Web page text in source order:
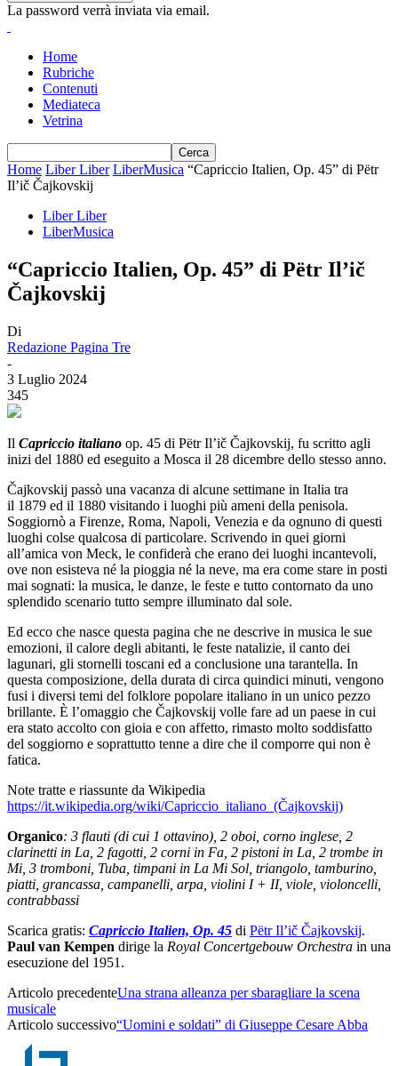
La password verrà inviata via email.
Home
Rubriche
Contenuti
Mediateca
Vetrina
Home Liber Liber LiberMusica “Capriccio Italien, Op. 45” di Pëtr
Il’ič Čajkovskij
Liber Liber
LiberMusica
“Capriccio Italien, Op. 45” di Pëtr Il’ič
Čajkovskij
Di
Redazione Pagina Tre
-
3 Luglio 2024
345
Il Capriccio italiano op. 45 di Pëtr Il’ič Čajkovskij, fu scritto agli
inizi del 1880 ed eseguito a Mosca il 28 dicembre dello stesso anno.
Čajkovskij passò una vacanza di alcune settimane in Italia tra
il 1879 ed il 1880 visitando i luoghi più ameni della penisola.
Soggiornò a Firenze, Roma, Napoli, Venezia e da ognuno di questi
luoghi colse qualcosa di particolare. Scrivendo in quei giorni
all’amica von Meck, le confiderà che erano dei luoghi incantevoli,
ove non esisteva né la pioggia né la neve, ma era come stare in posti
mai sognati: la musica, le danze, le feste e tutto contornato da uno
splendido scenario tutto sempre illuminato dal sole.
Ed ecco che nasce questa pagina che ne descrive in musica le sue
emozioni, il calore degli abitanti, le feste natalizie, il canto dei
lagunari, gli stornelli toscani ed a conclusione una tarantella. In
questa composizione, della durata di circa quindici minuti, vengono
fusi i diversi temi del folklore popolare italiano in un unico pezzo
brillante. È l’omaggio che Čajkovskij volle fare ad un paese in cui
era stato accolto con gioia e con affetto, rimasto molto soddisfatto
del soggiorno e soprattutto tenne a dire che il comporre qui non è
fatica.
Note tratte e riassunte da Wikipedia
https://it.wikipedia.org/wiki/Capriccio_italiano_(Čajkovskij)
Organico: 3 flauti (di cui 1 ottavino), 2 oboi, corno inglese, 2
clarinetti in La, 2 fagotti, 2 corni in Fa, 2 pistoni in La, 2 trombe in
Mi, 3 tromboni, Tuba, timpani in La Mi Sol, triangolo, tamburino,
piatti, grancassa, campanelli, arpa, violini I + II, viole, violoncelli,
contrabbassi
Scarica gratis: Capriccio Italien, Op. 45 di Pëtr Il’ič Čajkovskij.
Paul van Kempen dirige la Royal Concertgebouw Orchestra in una
esecuzione del 1951.
Articolo precedenteUna strana alleanza per sbaragliare la scena
musicale
Articolo successivo“Uomini e soldati” di Giuseppe Cesare Abba